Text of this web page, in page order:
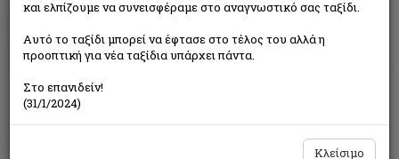
Εξαντλημένο από τον
εκδότη
και ελπίζουμε να συνεισφέραμε στο αναγνωστικό σας ταξίδι.
Αυτό το ταξίδι μπορεί να έφτασε στο τέλος του αλλά η
προοπτική για νέα ταξίδια υπάρχει πάντα.
Στο επανιδείν!
(31/1/2024)
Κλείσιμο